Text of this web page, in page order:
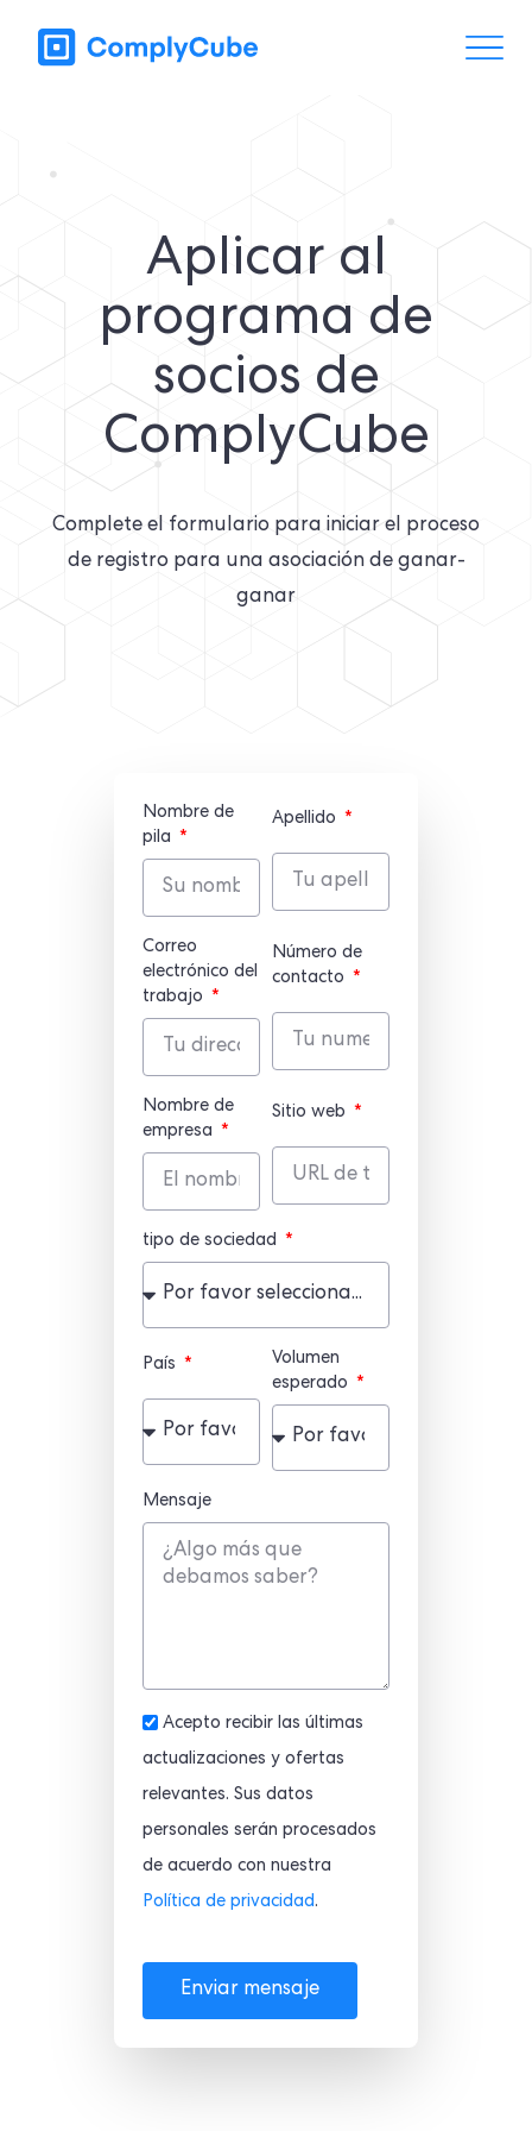
Aplicar al
programa de
socios de
ComplyCube
Complete el formulario para iniciar el proceso
de registro para una asociación de ganar-
ganar
Nombre de
pila
Apellido
Correo
electrónico del
trabajo
Número de
contacto
Nombre de
empresa
Sitio web
tipo de sociedad
País
Volumen
esperado
Mensaje
Acepto recibir las últimas
actualizaciones y ofertas
relevantes. Sus datos
personales serán procesados
de acuerdo con nuestra
Política de privacidad.
Enviar mensaje